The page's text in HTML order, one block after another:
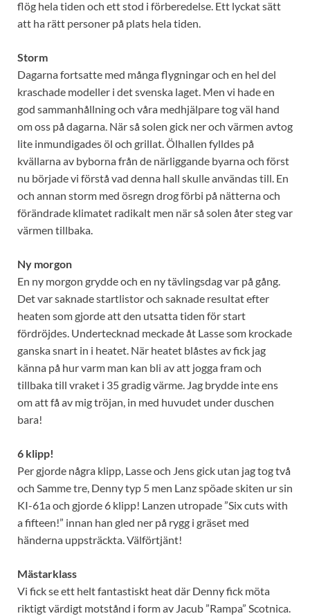
flög hela tiden och ett stod i förberedelse. Ett lyckat sätt
att ha rätt personer på plats hela tiden.
Storm
Dagarna fortsatte med många flygningar och en hel del
kraschade modeller i det svenska laget. Men vi hade en
god sammanhållning och våra medhjälpare tog väl hand
om oss på dagarna. När så solen gick ner och värmen avtog
lite inmundigades öl och grillat. Ölhallen fylldes på
kvällarna av byborna från de närliggande byarna och först
nu började vi förstå vad denna hall skulle användas till. En
och annan storm med ösregn drog förbi på nätterna och
förändrade klimatet radikalt men när så solen åter steg var
värmen tillbaka.
Ny morgon
En ny morgon grydde och en ny tävlingsdag var på gång.
Det var saknade startlistor och saknade resultat efter
heaten som gjorde att den utsatta tiden för start
fördröjdes. Undertecknad meckade åt Lasse som krockade
ganska snart in i heatet. När heatet blåstes av fick jag
känna på hur varm man kan bli av att jogga fram och
tillbaka till vraket i 35 gradig värme. Jag brydde inte ens
om att få av mig tröjan, in med huvudet under duschen
bara!
6 klipp!
Per gjorde några klipp, Lasse och Jens gick utan jag tog två
och Samme tre, Denny typ 5 men Lanz spöade skiten ur sin
KI-61a och gjorde 6 klipp! Lanzen utropade ”Six cuts with
a fifteen!” innan han gled ner på rygg i gräset med
händerna uppsträckta. Välförtjänt!
Mästarklass
Vi fick se ett helt fantastiskt heat där Denny fick möta
riktigt värdigt motstånd i form av Jacub ”Rampa” Scotnica.